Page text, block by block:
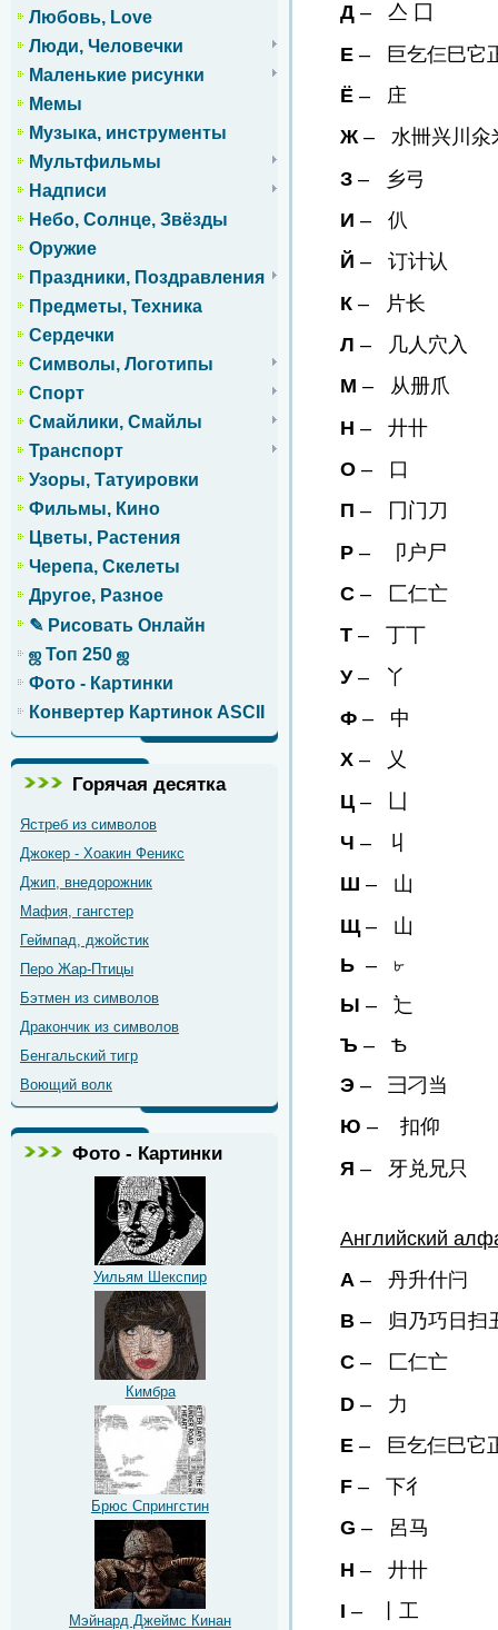
Любовь, Love
Люди, Человечки
Маленькие рисунки
Мемы
Музыка, инструменты
Мультфильмы
Надписи
Небо, Солнце, Звёзды
Оружие
Праздники, Поздравления
Предметы, Техника
Сердечки
Символы, Логотипы
Спорт
Смайлики, Смайлы
Транспорт
Узоры, Татуировки
Фильмы, Кино
Цветы, Растения
Черепа, Скелеты
Другое, Разное
✎ Рисовать Онлайн
ஜ Топ 250 ஜ
Фото - Картинки
Конвертер Картинок ASCII
Горячая десятка
Ястреб из символов
Джокер - Хоакин Феникс
Джип, внедорожник
Мафия, гангстер
Геймпад, джойстик
Перо Жар-Птицы
Бэтмен из символов
Дракончик из символов
Бенгальский тигр
Воющий волк
Фото - Картинки
Уильям Шекспир
Кимбра
Брюс Спрингстин
Мэйнард Джеймс Кинан
Д – 亼 囗
Е – 巨乞仨巳它
Ё – 庄
Ж– 水卌兴川氽
З – 乡弓
И – 仈
Й – 订计认
К – 片长
Л – 几人穴入
М – 从册爪
Н – 廾卄
О – 口
П – 冂门刀
Р – 卩户尸
С – 匚仁亡
Т – 丁丅
У– 丫
Ф – 中
Х – 乂
Ц – 凵
Ч – 丩
Ш – 山
Щ– 山
Ь – ৮
Ы – 辷
Ъ – Ѣ
Э – 彐刁当
Ю – 扣仰
Я – 牙兑兄只
Английский
A – 丹升什闩
B – 归乃巧日扫
C – 匚仁亡
D – 力
E – 巨乞仨巳它
F – 下彳
G – 呂马
H – 廾卄
I – 丨工